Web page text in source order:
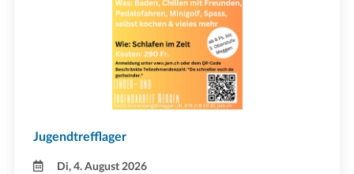
Jugendtrefflager
Di, 4. August 2026